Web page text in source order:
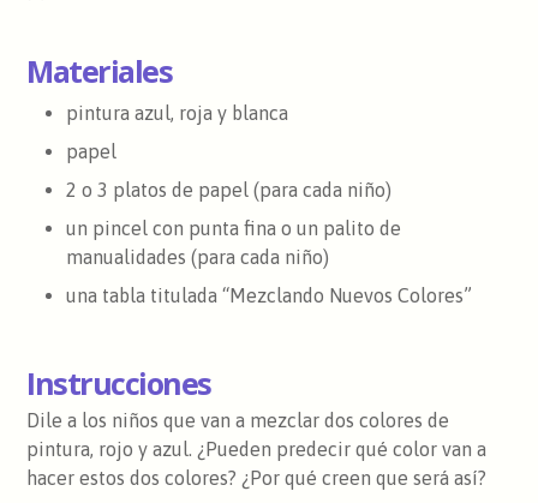
Materiales
pintura azul, roja y blanca
papel
2 o 3 platos de papel (para cada niño)
un pincel con punta fina o un palito de
manualidades (para cada niño)
una tabla titulada “Mezclando Nuevos Colores”
Instrucciones
Dile a los niños que van a mezclar dos colores de
pintura, rojo y azul. ¿Pueden predecir qué color van a
hacer estos dos colores? ¿Por qué creen que será así?